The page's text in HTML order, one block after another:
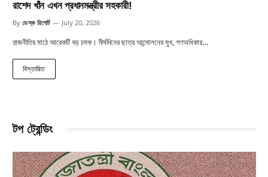
রাশেদ খাঁন এখন প্রধানমন্ত্রীর সহকারী!
By ডেস্ক রিপোর্ট July 20, 2026
রাজনীতির মাঠে আরেকটি বড় চমক। দীর্ঘদিনের ছাত্র আন্দোলনের মুখ, গণঅধিকার…
বিস্তারিত
টপ ট্রেন্ডিং